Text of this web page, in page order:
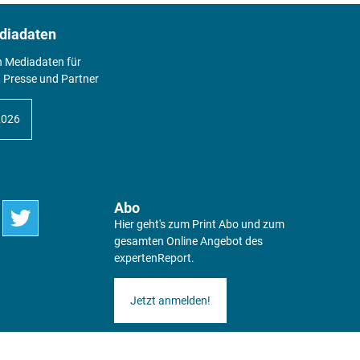
Mediadaten für
Presse und Partner
Abo
Hier geht's zum Print Abo und zum
gesamten Online Angebot des
expertenReport.
Jetzt anmelden!